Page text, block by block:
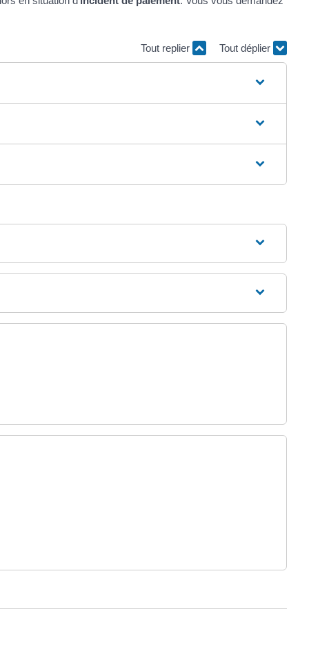
Tout replier Tout déplier